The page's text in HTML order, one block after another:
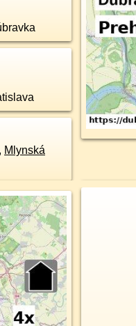
, Mlynská